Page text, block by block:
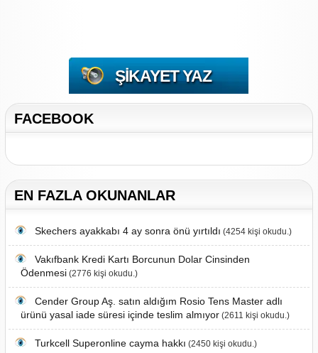
ŞIKAYET YAZ
FACEBOOK
EN FAZLA OKUNANLAR
Skechers ayakkabı 4 ay sonra önü yırtıldı (4254 kişi okudu.)
Vakıfbank Kredi Kartı Borcunun Dolar Cinsinden
Ödenmesi(2776 kişi okudu.)
Cender Group Aş. satın aldığım Rosio Tens Master adlı
ürünü yasal iade süresi içinde teslim almıyor(2611 kişi okudu.)
Turkcell Superonline cayma hakkı (2450 kişi okudu.)